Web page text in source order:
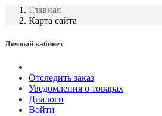
Главная
Карта сайта
Личный кабинет
Отследить заказ
Уведомления о товарах
Диалоги
Войти